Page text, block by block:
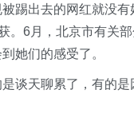
踢出去的网红就没
。6月，北京市有关
她们的感受了。
谈天聊累了，有的